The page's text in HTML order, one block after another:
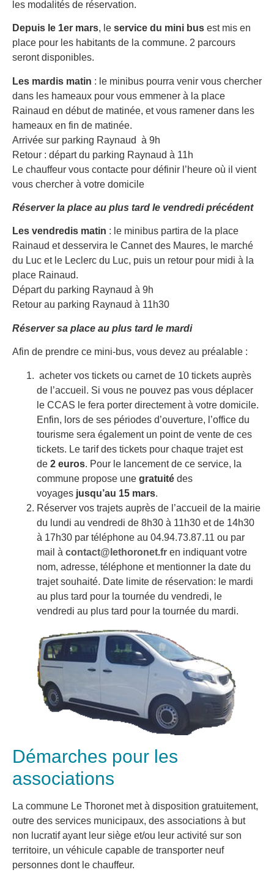
les modalités de réservation.
Depuis le 1er mars, le service du mini bus est mis en
place pour les habitants de la commune. 2 parcours
seront disponibles.
Les mardis matin : le minibus pourra venir vous chercher
dans les hameaux pour vous emmener à la place
Rainaud en début de matinée, et vous ramener dans les
hameaux en fin de matinée.
Arrivée sur parking Raynaud à 9h
Retour : départ du parking Raynaud à 11h
Le chauffeur vous contacte pour définir l’heure où il vient
vous chercher à votre domicile
Réserver la place au plus tard le vendredi précédent
Les vendredis matin : le minibus partira de la place
Rainaud et desservira le Cannet des Maures, le marché
du Luc et le Leclerc du Luc, puis un retour pour midi à la
place Rainaud.
Départ du parking Raynaud à 9h
Retour au parking Raynaud à 11h30
Réserver sa place au plus tard le mardi
Afin de prendre ce mini-bus, vous devez au préalable :
acheter vos tickets ou carnet de 10 tickets auprès
de l’accueil. Si vous ne pouvez pas vous déplacer
le CCAS le fera porter directement à votre domicile.
Enfin, lors de ses périodes d’ouverture, l’office du
tourisme sera également un point de vente de ces
tickets. Le tarif des tickets pour chaque trajet est
de 2 euros. Pour le lancement de ce service, la
commune propose une gratuité des
voyages jusqu’au 15 mars.
Réserver vos trajets auprès de l’accueil de la mairie
du lundi au vendredi de 8h30 à 11h30 et de 14h30
à 17h30 par téléphone au 04.94.73.87.11 ou par
mail à contact@lethoronet.fr en indiquant votre
nom, adresse, téléphone et mentionner la date du
trajet souhaité. Date limite de réservation: le mardi
au plus tard pour la tournée du vendredi, le
vendredi au plus tard pour la tournée du mardi.
Démarches pour les
associations
La commune Le Thoronet met à disposition gratuitement,
outre des services municipaux, des associations à but
non lucratif ayant leur siège et/ou leur activité sur son
territoire, un véhicule capable de transporter neuf
personnes dont le chauffeur.